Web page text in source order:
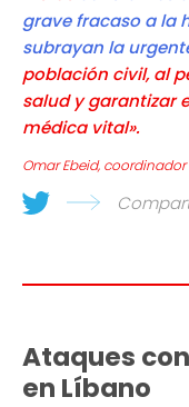
grave fracaso a la
subrayan la
población civil, al
salud y garantizar
médica vital».
Omar Ebeid,
Ataques
en Líbano